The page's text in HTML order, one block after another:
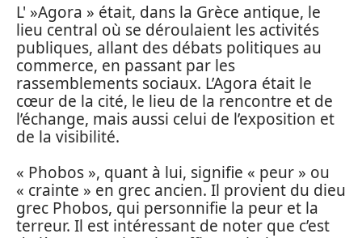
L' »Agora » était, dans la Grèce antique, le
lieu central où se déroulaient les activités
publiques, allant des débats politiques au
commerce, en passant par les
rassemblements sociaux. L’Agora était le
cœur de la cité, le lieu de la rencontre et de
l’échange, mais aussi celui de l’exposition et
de la visibilité.
« Phobos », quant à lui, signifie « peur » ou
« crainte » en grec ancien. Il provient du dieu
grec Phobos, qui personnifie la peur et la
terreur. Il est intéressant de noter que c’est